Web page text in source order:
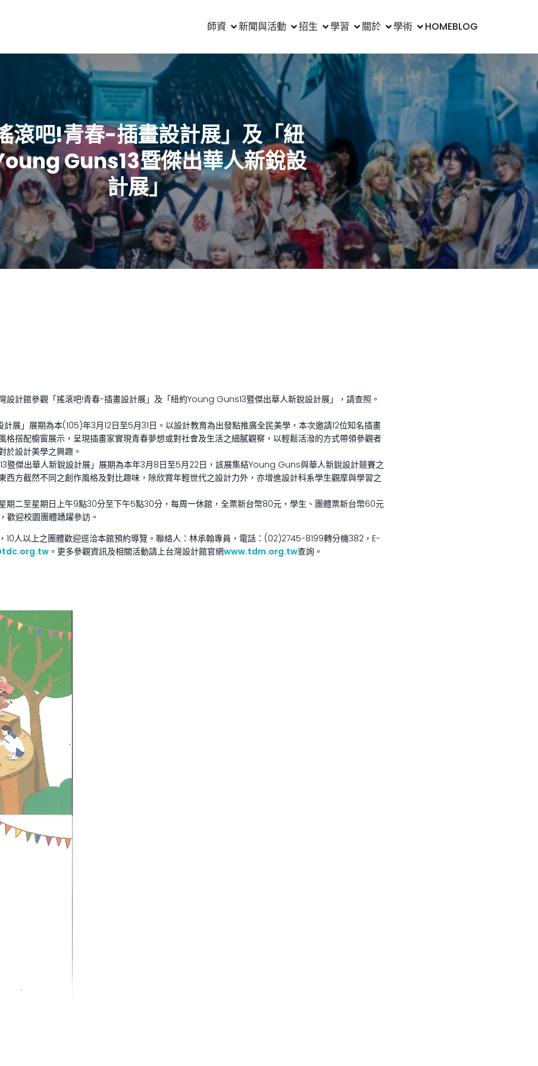
師資 新聞與活動 招生 學習 關於 學術 HOMEBLOG
滾吧!青春-插畫設計展」及「紐
Guns13暨傑出華人新銳設
計展」
設計館參觀「搖滾吧!青春-插畫設計展」及「紐約Young Guns13暨傑出華人新銳設計展」，請查照。
展」展期為本(105)年3月12日至5月31日。以設計教育為出發點推廣全民美學，本次邀請12位知名插畫
格搭配櫥窗展示，呈現插畫家實現青春夢想或對社會及生活之細膩觀察，以輕鬆活潑的方式帶領參觀者
於設計美學之興趣。
暨傑出華人新銳設計展」展期為本年3月8日至5月22日，該展集結Young Guns與華人新銳設計競賽之
西方截然不同之創作風格及對比趣味，除欣賞年輕世代之設計力外，亦增進設計科系學生觀摩與學習之
期二至星期日上午9點30分至下午5點30分，每周一休館，全票新台幣80元，學生、團體票新台幣60元
歡迎校園團體踴躍參訪。
10人以上之團體歡迎逕洽本館預約導覽。聯絡人：林承翰專員，電話：(02)2745-8199轉分機382，E-
。更多參觀資訊及相關活動請上台灣設計館官網www.tdm.org.tw查詢。